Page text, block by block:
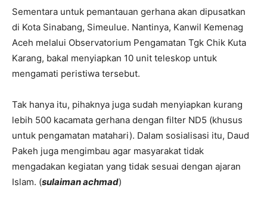
Sementara untuk pemantauan gerhana akan dipusatkan
di Kota Sinabang, Simeulue. Nantinya, Kanwil Kemenag
Aceh melalui Observatorium Pengamatan Tgk Chik Kuta
Karang, bakal menyiapkan 10 unit teleskop untuk
mengamati peristiwa tersebut.
Tak hanya itu, pihaknya juga sudah menyiapkan kurang
lebih 500 kacamata gerhana dengan filter ND5 (khusus
untuk pengamatan matahari). Dalam sosialisasi itu, Daud
Pakeh juga mengimbau agar masyarakat tidak
mengadakan kegiatan yang tidak sesuai dengan ajaran
Islam. (sulaiman achmad)